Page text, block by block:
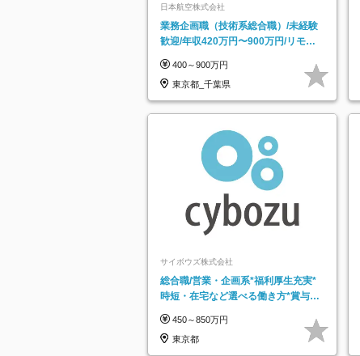
日本航空株式会社
業務企画職（技術系総合職）/未経験
歓迎/年収420万円〜900万円/リモー
400～900万円
東京都_千葉県
サイボウズ株式会社
総合職/営業・企画系*福利厚生充実*
時短・在宅など選べる働き方*賞与年
450～850万円
東京都